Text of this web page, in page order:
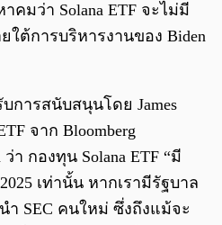
คมว่า Solana ETF จะไม่มี
ต้การบริหารงานของ Biden
การสนับสนุนโดย James
จาก Bloomberg
า กองทุน Solana ETF “มี
เท่านั้น หากเรามีรัฐบาล
SEC คนใหม่ ซึ่งถึงแม้จะ